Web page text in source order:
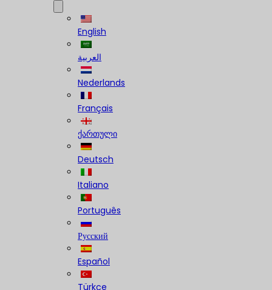
English
العربية
Nederlands
Français
ქართული
Deutsch
Italiano
Português
Русский
Español
Türkçe